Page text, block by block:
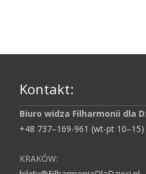
Kontakt:
Biuro widza Filharmonii dla
+48 737–169-961 (wt-pt 10–15)
KRAKÓW: